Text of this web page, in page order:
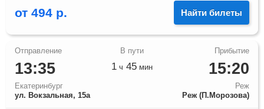
от 494 р. Найти билеты
13:35
Екатеринбург
ул. Вокзальная, 15а
15:20
Реж
Реж (П.Морозова)
1 ч 45 мин